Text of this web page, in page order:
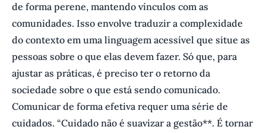
de forma perene, mantendo vínculos com as
comunidades. Isso envolve traduzir a complexidade
do contexto em uma linguagem acessível que situe as
pessoas sobre o que elas devem fazer. Só que, para
ajustar as práticas, é preciso ter o retorno da
sociedade sobre o que está sendo comunicado.
Comunicar de forma efetiva requer uma série de
cuidados. “Cuidado não é suavizar a gestão**. É tornar